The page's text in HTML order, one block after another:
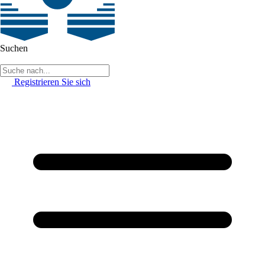
Suchen
Registrieren Sie sich